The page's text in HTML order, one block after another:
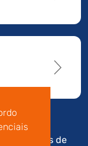
Termos de